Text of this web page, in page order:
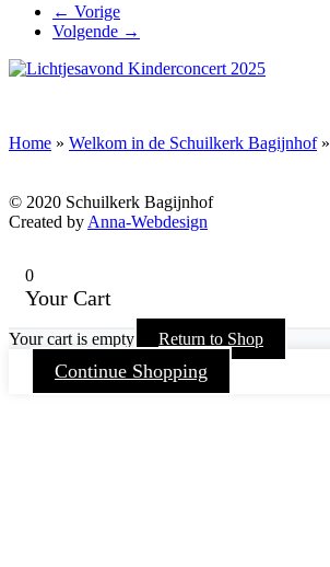
← Vorige
Volgende →
Home » Welkom in de Schuilkerk Bagijnhof»
© 2020 Schuilkerk Bagijnhof
Created by Anna-Webdesign
0
Your Cart
Your cart is empty Return to Shop
Continue Shopping